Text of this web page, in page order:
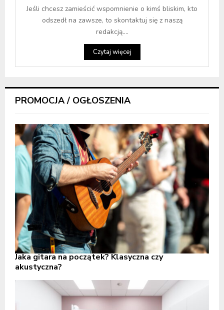
Jeśli chcesz zamieścić wspomnienie o kimś bliskim, kto
odszedł na zawsze, to skontaktuj się z naszą
redakcją....
Czytaj więcej
PROMOCJA / OGŁOSZENIA
Jaka gitara na początek? Klasyczna czy
akustyczna?